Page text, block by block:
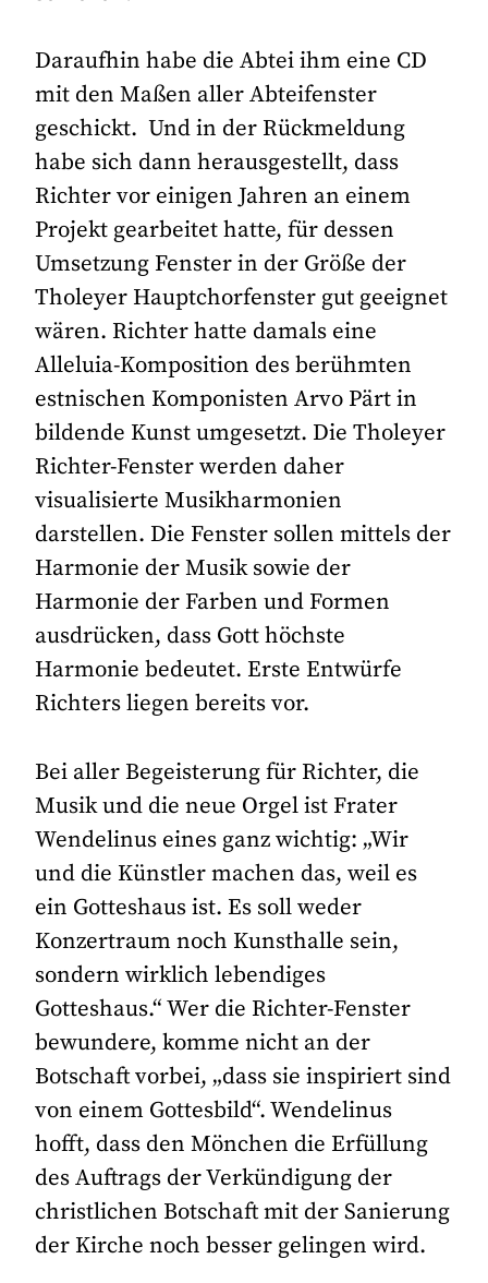
Daraufhin habe die Abtei ihm eine CD
mit den Maßen aller Abteifenster
geschickt. Und in der Rückmeldung
habe sich dann herausgestellt, dass
Richter vor einigen Jahren an einem
Projekt gearbeitet hatte, für dessen
Umsetzung Fenster in der Größe der
Tholeyer Hauptchorfenster gut geeignet
wären. Richter hatte damals eine
Alleluia-Komposition des berühmten
estnischen Komponisten Arvo Pärt in
bildende Kunst umgesetzt. Die Tholeyer
Richter-Fenster werden daher
visualisierte Musikharmonien
darstellen. Die Fenster sollen mittels der
Harmonie der Musik sowie der
Harmonie der Farben und Formen
ausdrücken, dass Gott höchste
Harmonie bedeutet. Erste Entwürfe
Richters liegen bereits vor.
Bei aller Begeisterung für Richter, die
Musik und die neue Orgel ist Frater
Wendelinus eines ganz wichtig: „Wir
und die Künstler machen das, weil es
ein Gotteshaus ist. Es soll weder
Konzertraum noch Kunsthalle sein,
sondern wirklich lebendiges
Gotteshaus.“ Wer die Richter-Fenster
bewundere, komme nicht an der
Botschaft vorbei, „dass sie inspiriert sind
von einem Gottesbild“. Wendelinus
hofft, dass den Mönchen die Erfüllung
des Auftrags der Verkündigung der
christlichen Botschaft mit der Sanierung
der Kirche noch besser gelingen wird.